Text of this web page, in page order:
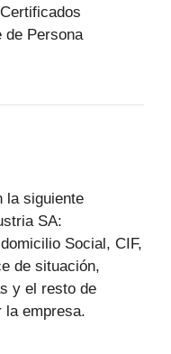
de Persona
la siguiente
SA:
Social, CIF,
de situación,
y el resto de
la empresa.